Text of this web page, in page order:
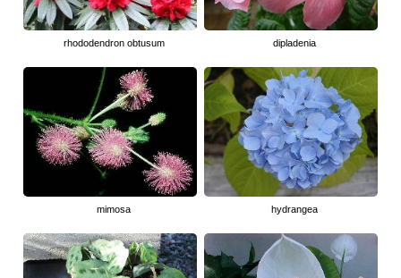
rhododendron obtusum dipladenia
mimosa hydrangea